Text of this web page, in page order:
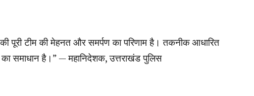
पूरी टीम की मेहनत और समर्पण का परिणाम है। तकनीक आधारित
का समाधान है।” — महानिदेशक, उत्तराखंड पुलिस